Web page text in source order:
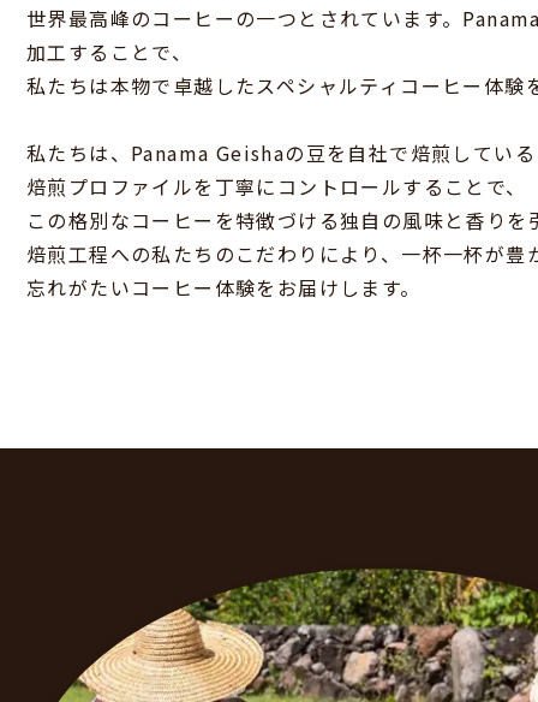
世界最高峰のコーヒーの一つとされています。
加工することで、
私たちは本物で卓越したスペシャルティコーヒー体験
私たちは、Panama Geishaの豆を自社で焙煎してい
焙煎プロファイルを丁寧にコントロールすることで、
この格別なコーヒーを特徴づける独自の風味と香りを
焙煎工程への私たちのこだわりにより、一杯一杯が豊
忘れがたいコーヒー体験をお届けします。